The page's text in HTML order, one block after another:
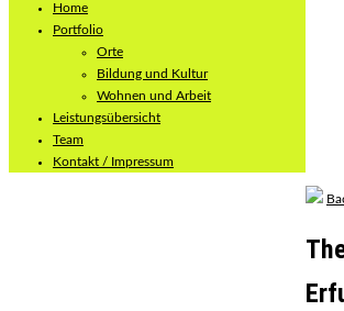
Home
Portfolio
Orte
Bildung und Kultur
Wohnen und Arbeit
Leistungsübersicht
Team
Kontakt / Impressum